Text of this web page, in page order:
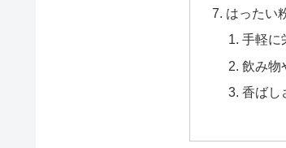
はったい
手軽に
飲み物
香ばし